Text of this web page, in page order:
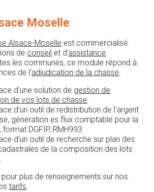
Moselle
Alsace-Moselle est commercialisé
de conseil et d’assistance.
les communes, ce module répond à
de l'adjudication de la chasse.
d’une solution de gestion de
de vos lots de chasse.
d'un outil de redistribution de l'argent
génération es flux comptable pour la
DGFIP, RMH993.
d'un outil de recherche sur plan des
de la composition des lots
pour plus de renseignements sur nos
tarifs.